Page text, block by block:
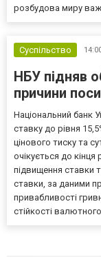
розбудова миру
Суспільство
НБУ підняв
причини
Національний банк
ставку до рівня
цінового тиску та
очікується до
підвищення ставки
ставки, за даними
привабливості
стійкості валютного